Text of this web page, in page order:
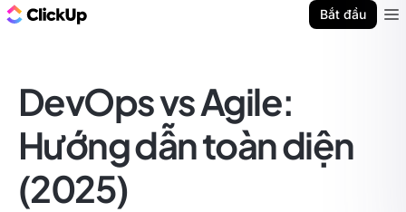
Bắt đầu
DevOps vs Agile:
Hướng dẫn toàn diện
(2025)